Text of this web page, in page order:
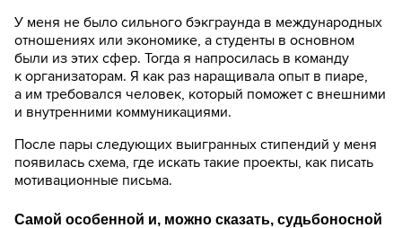
У меня не было сильного бэкграунда в международных
отношениях или экономике, а студенты в основном
были из этих сфер. Тогда я напросилась в команду
к организаторам. Я как раз наращивала опыт в пиаре,
а им требовался человек, который поможет с внешними
и внутренними коммуникациями.
После пары следующих выигранных стипендий у меня
появилась схема, где искать такие проекты, как писать
мотивационные письма.
Самой особенной и, можно сказать, судьбоносной